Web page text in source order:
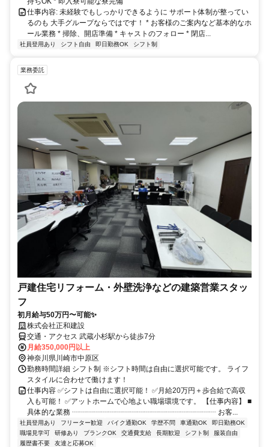
仕事内容: 未経験でもしっかりできるように サポート体制が整ってい
るのも 大手グループならではです！ * お客様のご案内など基本的なホ
ール業務 * 掃除、開店準備 * キャストのフォロー * 閉店...
社員登用あり シフト自由 即日勤務OK シフト制
業務委託
戸建住宅リフォーム・外壁洗浄などの建築営業スタッ
フ
初月給与50万円〜可能✨
株式会社正和建設
交通・アクセス 武蔵小杉駅から徒歩7分
月給350,000円以上
神奈川県川崎市中原区
勤務時間詳細 シフト制 ※シフト時間は自由に選択可能です。 ライフ
スタイルに合わせて働けます！
仕事内容 ✅シフトは自由に選択可能！ ✅月給20万円＋歩合給で高収
入も可能！ ✅アットホームで心地よい職場環境です。 【仕事内容】 ■
具体的な業務 ┈┈┈┈┈┈┈┈┈┈┈┈┈┈┈┈┈┈┈┈ お客...
社員登用あり フリーター歓迎 バイク通勤OK 学歴不問 車通勤OK
即日勤務OK
職場見学可
研修あり ブランクOK 交通費支給 長期歓迎 シフト制
服装自由
履歴書不要
友達と応募OK